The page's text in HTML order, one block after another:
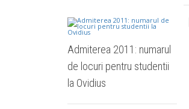
Admiterea 2011: numarul
de locuri pentru studentii
la Ovidius